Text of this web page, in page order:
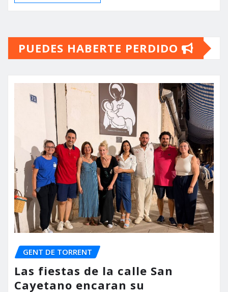
PUEDES HABERTE PERDIDO
GENT DE TORRENT
Las fiestas de la calle San
Cayetano encaran su